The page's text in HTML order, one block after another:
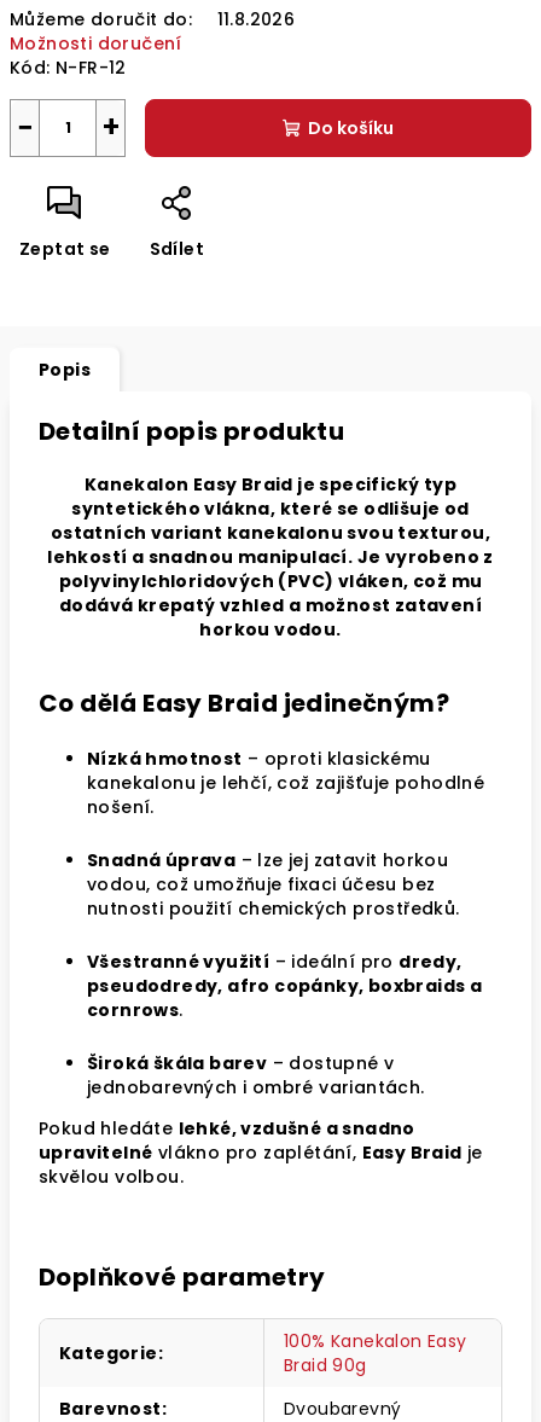
cena:
Můžeme doručit do:
11.8.2026
Možnosti doručení
Kód: N-FR-12
+
− Do košíku
Zeptat se Sdílet
Popis
Detailní popis produktu
Kanekalon Easy Braid je specifický typ
syntetického vlákna, které se odlišuje od
ostatních variant kanekalonu svou texturou,
lehkostí a snadnou manipulací. Je vyrobeno z
polyvinylchloridových (PVC) vláken, což mu
dodává krepatý vzhled a možnost zatavení
horkou vodou.
Co dělá Easy Braid jedinečným?
Nízká hmotnost – oproti klasickému
kanekalonu je lehčí, což zajišťuje pohodlné
nošení.
Snadná úprava – lze jej zatavit horkou
vodou, což umožňuje fixaci účesu bez
nutnosti použití chemických prostředků.
Všestranné využití – ideální pro dredy,
pseudodredy, afro copánky, boxbraids a
cornrows.
Široká škála barev – dostupné v
jednobarevných i ombré variantách.
Pokud hledáte lehké, vzdušné a snadno
upravitelné vlákno pro zaplétání, Easy Braid je
skvělou volbou.
Doplňkové parametry
Kategorie:
100% Kanekalon Easy
Braid 90g
Barevnost:
Dvoubarevný